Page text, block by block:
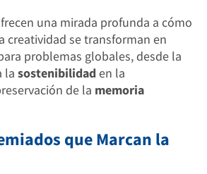
una mirada profunda a cómo
creatividad se transforman en
problemas globales, desde la
la sostenibilidaden la
de la memoria
que Marcan la